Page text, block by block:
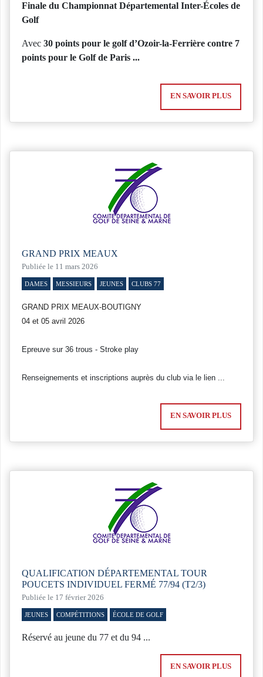
Finale du Championnat Départemental Inter-Écoles de
Golf
Avec 30 points pour le golf d’Ozoir-la-Ferrière contre 7
points pour le Golf de Paris ...
EN SAVOIR PLUS
GRAND PRIX MEAUX
Publiée le 11 mars 2026
DAMES MESSIEURS JEUNES CLUBS 77
GRAND PRIX MEAUX-BOUTIGNY
04 et 05 avril 2026
Epreuve sur 36 trous - Stroke play
Renseignements et inscriptions auprès du club via le lien ...
EN SAVOIR PLUS
QUALIFICATION DÉPARTEMENTAL TOUR
POUCETS INDIVIDUEL FERMÉ 77/94 (T2/3)
Publiée le 17 février 2026
JEUNES COMPÉTITIONS ÉCOLE DE GOLF
Réservé au jeune du 77 et du 94 ...
EN SAVOIR PLUS